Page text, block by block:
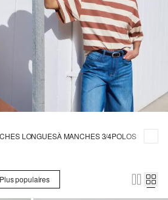
LONGUESÀ MANCHES 3/4POLOS
populaires